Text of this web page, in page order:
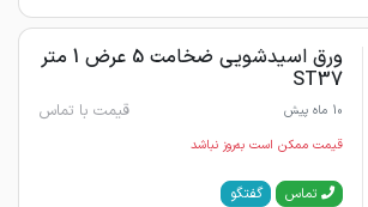
ورق اسیدشویی ضخامت 5 عرض 1 متر
ST37
10 ماه پیش قیمت با تماس
قیمت ممکن است به‌روز نباشد
تماس گفتگو